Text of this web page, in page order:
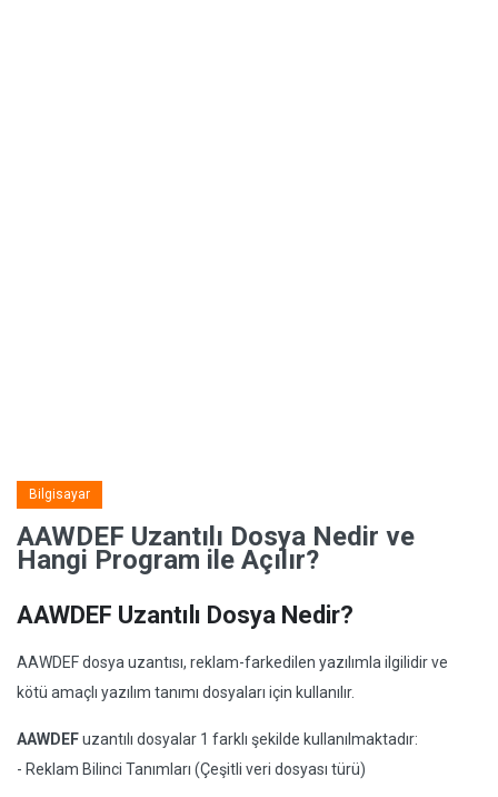
Bilgisayar
AAWDEF Uzantılı Dosya Nedir ve
Hangi Program ile Açılır?
AAWDEF Uzantılı Dosya Nedir?
AAWDEF dosya uzantısı, reklam-farkedilen yazılımla ilgilidir ve
kötü amaçlı yazılım tanımı dosyaları için kullanılır.
AAWDEFuzantılı dosyalar 1 farklı şekilde kullanılmaktadır:
- Reklam Bilinci Tanımları (Çeşitli veri dosyası türü)